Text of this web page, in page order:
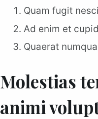
Quam fugit
Ad enim et
Quaerat
Molestias
animi